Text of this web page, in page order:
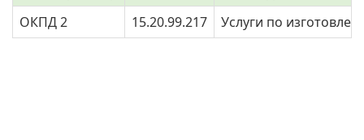
ОКПД 2
15.20.99.217 Услуги по